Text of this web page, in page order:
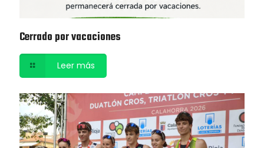
Cerrado por vacaciones
Leer más